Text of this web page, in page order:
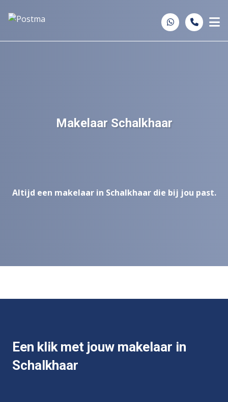
Makelaar Schalkhaar
Altijd een makelaar in Schalkhaar die bij jou past.
Een klik met jouw makelaar in
Schalkhaar